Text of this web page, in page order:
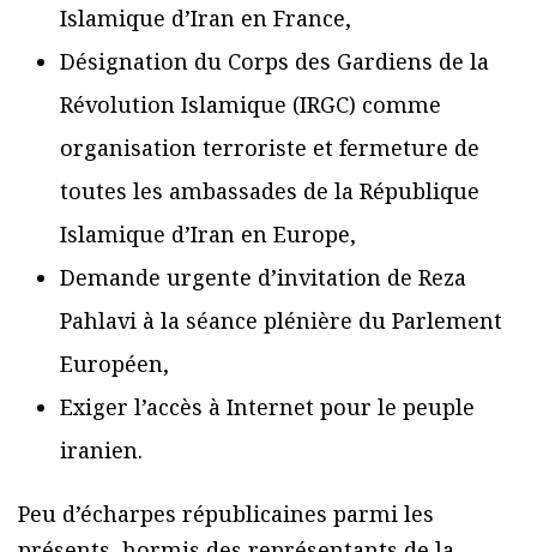
Islamique d’Iran en France,
Désignation du Corps des Gardiens de la
Révolution Islamique (IRGC) comme
organisation terroriste et fermeture de
toutes les ambassades de la République
Islamique d’Iran en Europe,
Demande urgente d’invitation de Reza
Pahlavi à la séance plénière du Parlement
Européen,
Exiger l’accès à Internet pour le peuple
iranien.
Peu d’écharpes républicaines parmi les